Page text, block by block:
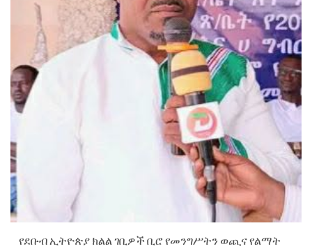
የደቡብ ኢትዮጵያ ክልል ገቢዎች ቢሮ የመንግሥትን ወጪና የልማት